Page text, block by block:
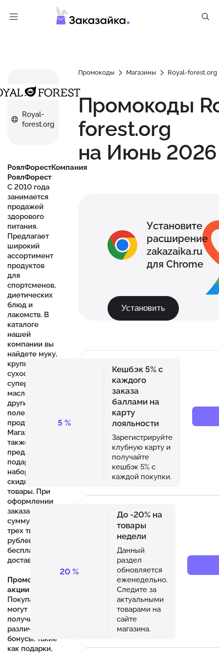
Royal-
forest.org
РоялФорестКомпания
РоялФорест
С 2010 года
занимается
продажей
здорового
питания.
Предлагает
широкий
ассортимент
продуктов
для
спортсменов,
диетических
блюд и
лакомств. В
каталоге
нашей
компании вы
найдете муку,
крупы, орехи,
сухофрукты,
суперфуды,
масла, мед и
другие
полезные
продукты.
Магазин
также
предлагает
подарочные
наборы и
скидки на
товары. При
оформлении
заказа на
сумму более
трех тысяч
рублей -
бесплатная
доставка.
Промокоды и
акции
Покупатели
могут
получить
различные
бонусы, такие
как подарки,
Промокоды Магазины Royal-forest.org
Промокоды
forest.org
на Июнь 2026
Установите
расширение
zakazaika.ru
для Chrome
Установить
5 %
Кешбэк 5% с
каждого
заказа
баллами на
карту
лояльности
Зарегистрируйте
клубную карту и
получайте
кешбэк 5% с
каждой покупки.
20 %
До -20% на
товары
недели
Данный
раздел
обновляется
еженедельно.
Следите за
актуальными
товарами на
сайте
магазина.